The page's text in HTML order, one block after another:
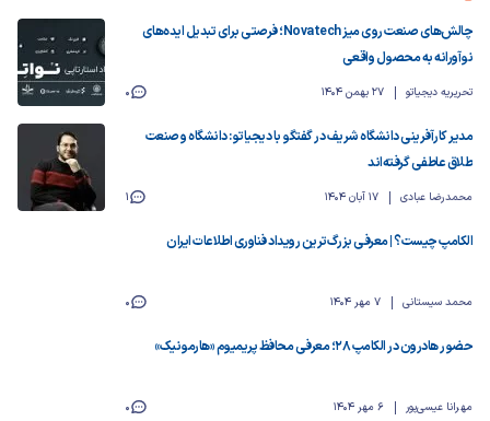
چالش‌های صنعت روی میز Novatech؛ فرصتی برای تبدیل ایده‌های
نوآورانه به محصول واقعی
تحریریه دیجیاتو 27 بهمن 1404 0
مدیر کارآفرینی دانشگاه شریف در گفتگو با دیجیاتو: دانشگاه و صنعت
طلاق عاطفی گرفته‌اند
محمدرضا عبادی 17 آبان 1404 1
الکامپ چیست؟ | معرفی بزرگ‌ترین رویداد فناوری اطلاعات ایران
محمد سیستانی 7 مهر 1404 0
حضور هادرون در الکامپ ۲۸؛ معرفی محافظ پریمیوم «هارمونیک»
مهرانا عیسی‌پور 6 مهر 1404 0